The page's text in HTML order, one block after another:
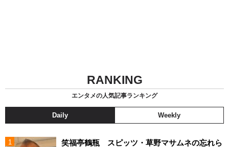
RANKING
エンタメの人気記事ランキング
Daily Weekly
笑福亭鶴瓶 スピッツ・草野マサムネの忘れら